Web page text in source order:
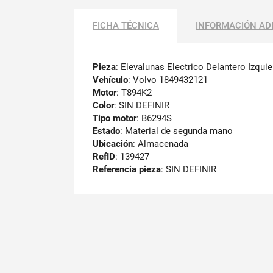
FICHA TÉCNICA INFORMACIÓN
Pieza: Elevalunas Electrico Delantero
Vehículo: Volvo 1849432121
Motor: T894K2
Color: SIN DEFINIR
Tipo motor: B6294S
Estado: Material de segunda mano
Ubicación: Almacenada
RefID: 139427
Referencia pieza: SIN DEFINIR